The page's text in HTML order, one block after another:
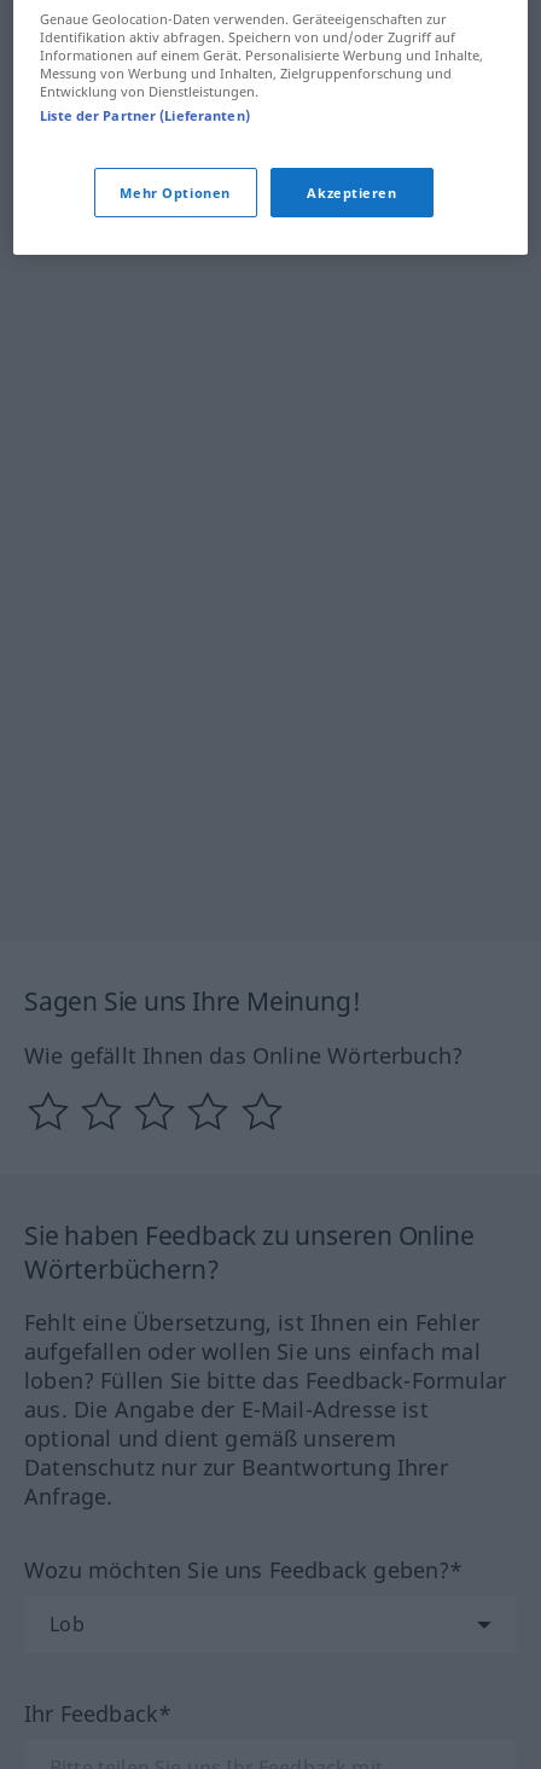
Sagen Sie uns Ihre Meinung!
Wie gefällt Ihnen das Online Wörterbuch?
Sie haben Feedback zu unseren Online
Wörterbüchern?
Fehlt eine Übersetzung, ist Ihnen ein Fehler
aufgefallen oder wollen Sie uns einfach mal
loben? Füllen Sie bitte das Feedback-Formular
aus. Die Angabe der E-Mail-Adresse ist
optional und dient gemäß unserem
Datenschutz nur zur Beantwortung Ihrer
Anfrage.
Wozu möchten Sie uns Feedback geben?*
Ihr Feedback*
Genaue Geolocation-Daten verwenden. Geräteeigenschaften zur
Identifikation aktiv abfragen. Speichern von und/oder Zugriff auf
Informationen auf einem Gerät. Personalisierte Werbung und Inhalte,
Messung von Werbung und Inhalten, Zielgruppenforschung und
Entwicklung von Dienstleistungen.
Liste der Partner (Lieferanten)
Mehr Optionen Akzeptieren